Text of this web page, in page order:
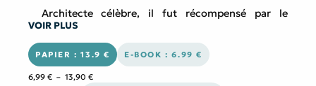
Architecte célèbre, il fut récompensé par le
prestigieux prix Pritzker pour avoir conçu des
s’inspirant du MA, un concept fondateur de la
culture japonaise qui ne fait pas de différence entre
les notions de temps et d’espace. Du jour au
VOIR PLUS
PAPIER : 13.9 € E-BOOK : 6.99 €
6,99 € – 13,90 €Plage